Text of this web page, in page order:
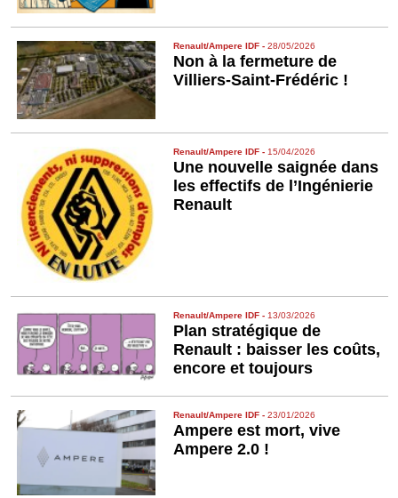
Renault/Ampere IDF -28/05/2026
Non à la fermeture de
Villiers-Saint-Frédéric !
Renault/Ampere IDF - 15/04/2026
Une nouvelle saignée dans
les effectifs de l’Ingénierie
Renault
Renault/Ampere IDF - 13/03/2026
Plan stratégique de
Renault : baisser les coûts,
encore et toujours
Renault/Ampere IDF -23/01/2026
Ampere est mort, vive
Ampere 2.0 !